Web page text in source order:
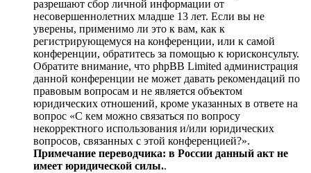
разрешают сбор личной информации от
несовершеннолетних младше 13 лет. Если вы не
уверены, применимо ли это к вам, как к
регистрирующемуся на конференции, или к самой
конференции, обратитесь за помощью к юрисконсульту.
Обратите внимание, что phpBB Limited администрация
данной конференции не может давать рекомендаций по
правовым вопросам и не является объектом
юридических отношений, кроме указанных в ответе на
вопрос «С кем можно связаться по вопросу
некорректного использования и/или юридических
вопросов, связанных с этой конференцией?».
Примечание переводчика: в России данный акт не
имеет юридической силы..